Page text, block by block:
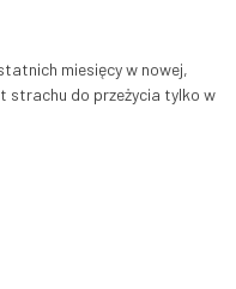
miesięcy w nowej,
strachu do przeżycia tylko w